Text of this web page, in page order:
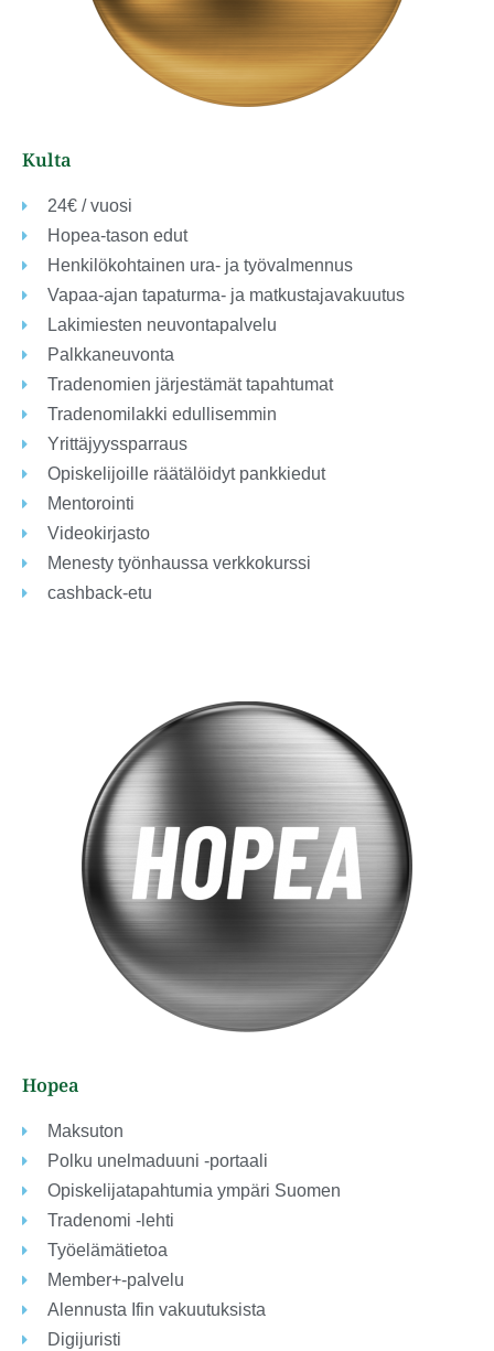
Kulta
24€ / vuosi
Hopea-tason edut
Henkilökohtainen ura- ja työvalmennus
Vapaa-ajan tapaturma- ja matkustajavakuutus
Lakimiesten neuvontapalvelu
Palkkaneuvonta
Tradenomien järjestämät tapahtumat
Tradenomilakki edullisemmin
Yrittäjyyssparraus
Opiskelijoille räätälöidyt pankkiedut
Mentorointi
Videokirjasto
Menesty työnhaussa verkkokurssi
cashback-etu
Hopea
Maksuton
Polku unelmaduuni -portaali
Opiskelijatapahtumia ympäri Suomen
Tradenomi -lehti
Työelämätietoa
Member+-palvelu
Alennusta Ifin vakuutuksista
Digijuristi